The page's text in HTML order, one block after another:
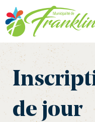
Aller
au
contenu
de jour